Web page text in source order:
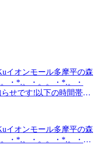
業時間〉終日:10時00分
野市多摩平2-4-1 イオン
動・南平からは車でのご
843-1147 ※オンライ
内出来る場合がありま
^^
この時期になると、道々
お疲れになったお身体ぜ
。・*.。・*.。・。
骨盤ストレッチ』を
営業時間〉終日:10時00分
日野市多摩平2-4-1 イオン
ンモール多摩平の森店
動・南平からは車でのご
843-1147 ※オンライ
内出来る場合がありま
イオンモール多摩平の森
・*.。・。。・*.。・
せです!以下の時間帯に
*.。・。。・*.。・
のオオタです。8月が始
ょうか？リラクの夏の風
！まだお試しではない方
イナス5℃のパチパチの
イオンモール多摩平の森
・*.。・。。・*.。・
案内可能となっており